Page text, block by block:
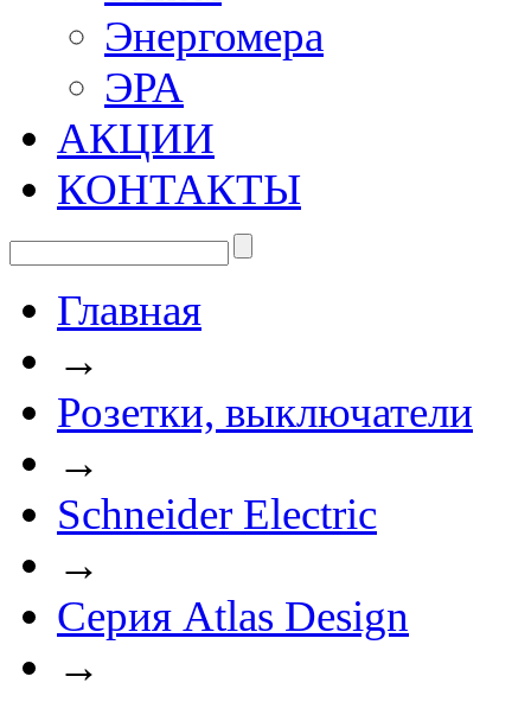
Энергомера
ЭРА
АКЦИИ
КОНТАКТЫ
Главная
→
Розетки, выключатели
→
Schneider Electric
→
Серия Atlas Design
→